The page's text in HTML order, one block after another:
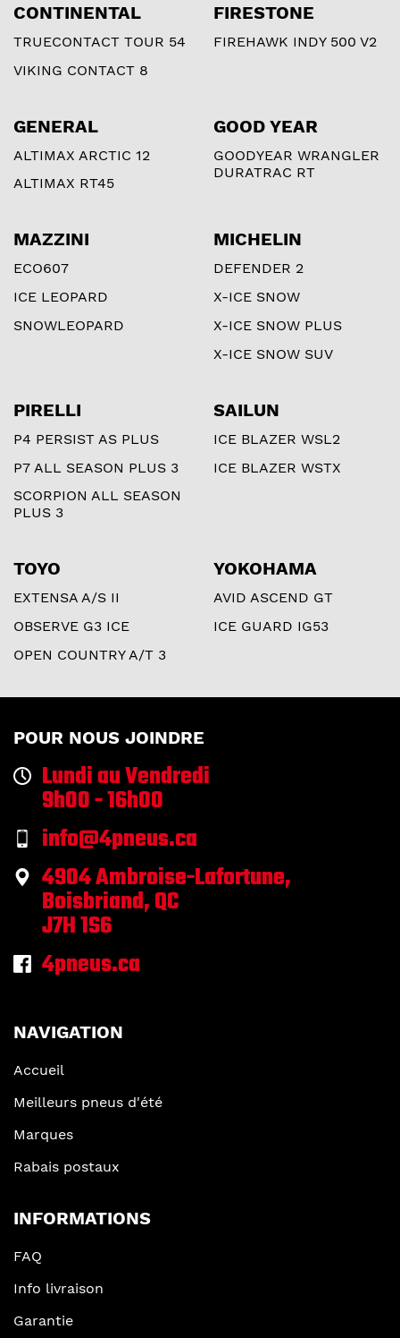
CONTINENTAL
TRUECONTACT TOUR 54
VIKING CONTACT 8
FIRESTONE
FIREHAWK INDY 500 V2
GENERAL
ALTIMAX ARCTIC 12
ALTIMAX RT45
GOOD YEAR
GOODYEAR WRANGLER
DURATRAC RT
MAZZINI
ECO607
ICE LEOPARD
SNOWLEOPARD
MICHELIN
DEFENDER 2
X-ICE SNOW
X-ICE SNOW PLUS
X-ICE SNOW SUV
PIRELLI
P4 PERSIST AS PLUS
P7 ALL SEASON PLUS 3
SCORPION ALL SEASON
PLUS 3
SAILUN
ICE BLAZER WSL2
ICE BLAZER WSTX
TOYO
EXTENSA A/S II
OBSERVE G3 ICE
OPEN COUNTRY A/T 3
YOKOHAMA
AVID ASCEND GT
ICE GUARD IG53
POUR NOUS JOINDRE
Lundi au Vendredi
9h00 - 16h00
info@4pneus.ca
4904 Ambroise-Lafortune,
Boisbriand, QC
J7H 1S6
4pneus.ca
NAVIGATION
Accueil
Meilleurs pneus d'été
Marques
Rabais postaux
INFORMATIONS
FAQ
Info livraison
Garantie